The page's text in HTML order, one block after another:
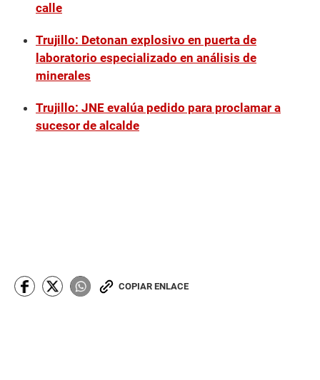
calle
Trujillo: Detonan explosivo en puerta de
laboratorio especializado en análisis de
minerales
Trujillo: JNE evalúa pedido para proclamar a
sucesor de alcalde
COPIAR ENLACE